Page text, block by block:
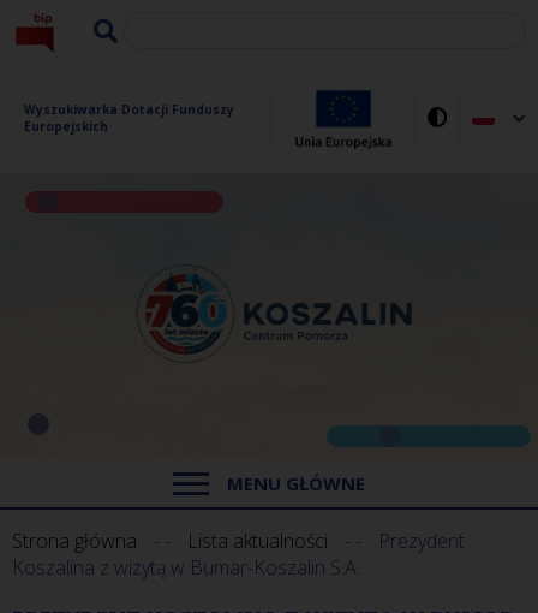
Wyszukiwarka Dotacji Funduszy
Europejskich
MENU GŁÓWNE
Strona główna Lista aktualności
Prezydent
Koszalina z wizytą w Bumar-Koszalin S.A.